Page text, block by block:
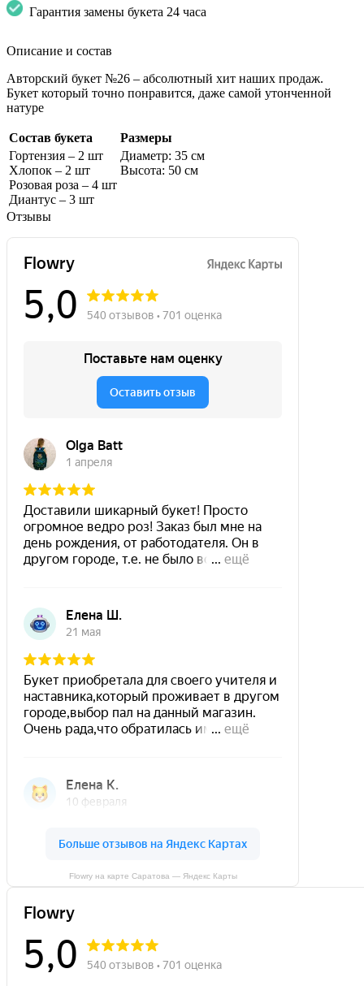
Гарантия замены букета 24 часа
Описание и состав
Авторский букет №26 – абсолютный хит наших продаж.
Букет который точно понравится, даже самой утонченной
натуре
Состав букета
Размеры
Гортензия – 2 шт
Хлопок – 2 шт
Розовая роза – 4 шт
Диантус – 3 шт
Диаметр: 35 см
Высота: 50 см
Отзывы
Flowry на карте Саратова — Яндекс Карты